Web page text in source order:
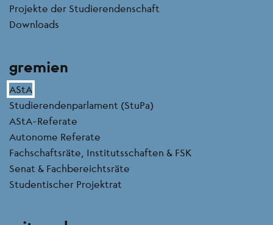
Projekte der Studierendenschaft
Downloads
gremien
AStA
Studierendenparlament (StuPa)
AStA-Referate
Autonome Referate
Fachschaftsräte, Institutsschaften & FSK
Senat & Fachbereichtsräte
Studentischer Projektrat